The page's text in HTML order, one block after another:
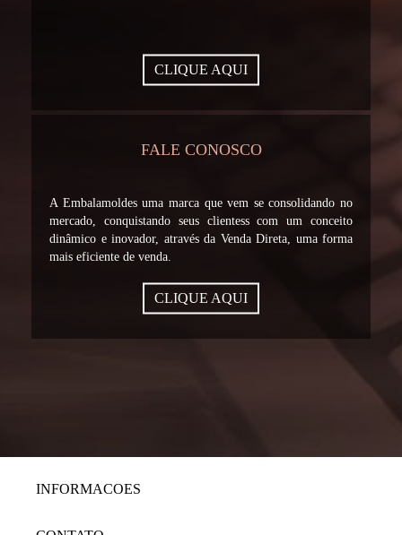
CLIQUE AQUI
FALE CONOSCO
A Embalamoldes uma marca que vem se consolidando no
mercado, conquistando seus clientess com um conceito
dinâmico e inovador, através da Venda Direta, uma forma
mais eficiente de venda.
CLIQUE AQUI
INFORMACOES